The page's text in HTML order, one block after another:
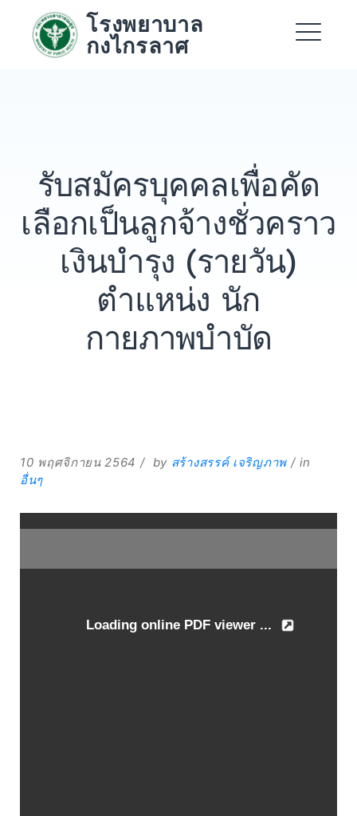
content
โรงพยาบาล
กงไกรลาศ
for:
รับสมัครบุคคลเพื่อคัด
เลือกเป็นลูกจ้างชั่วคราว
เงินบำรุง (รายวัน)
ตำแหน่ง นัก
กายภาพบำบัด
10 พฤศจิกายน 2564 by สร้างสรรค์ เจริญภาพ
in
อื่นๆ